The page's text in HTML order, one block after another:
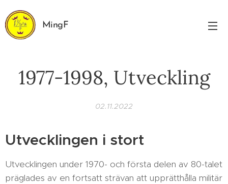
MingF
1977-1998, Utveckling
02.11.2022
Utvecklingen i stort
Utvecklingen under 1970- och första delen av 80-talet
präglades av en fortsatt strävan att upprätthålla militär